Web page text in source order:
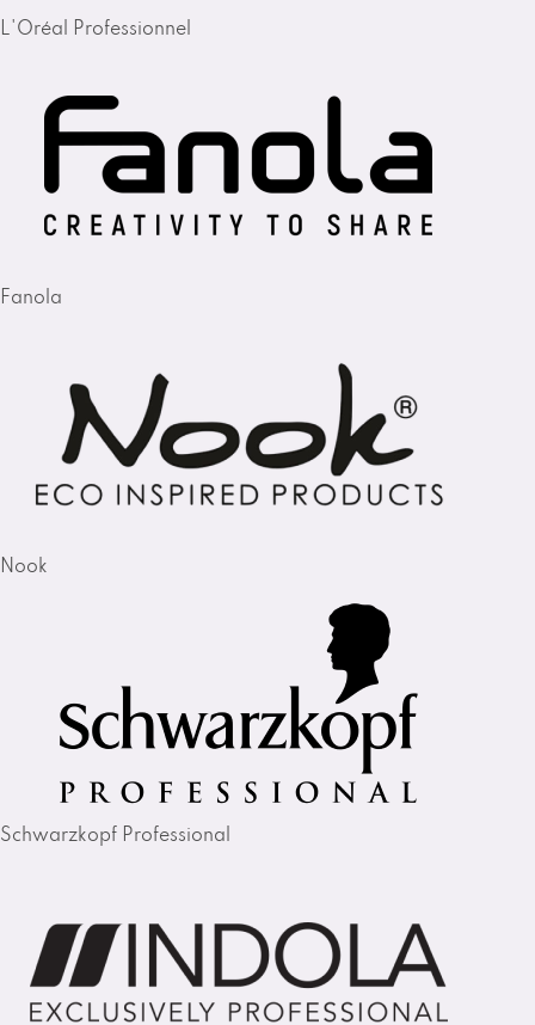
L'Oréal Professionnel
Fanola
Nook
Schwarzkopf Professional